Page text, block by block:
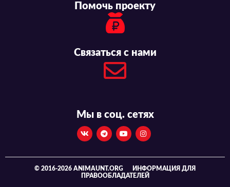
Помочь проекту
Связаться с нами
Мы в соц. сетях
© 2016-2026 ANIMAUNT.ORG
ИНФОРМАЦИЯ ДЛЯ
ПРАВООБЛАДАТЕЛЕЙ